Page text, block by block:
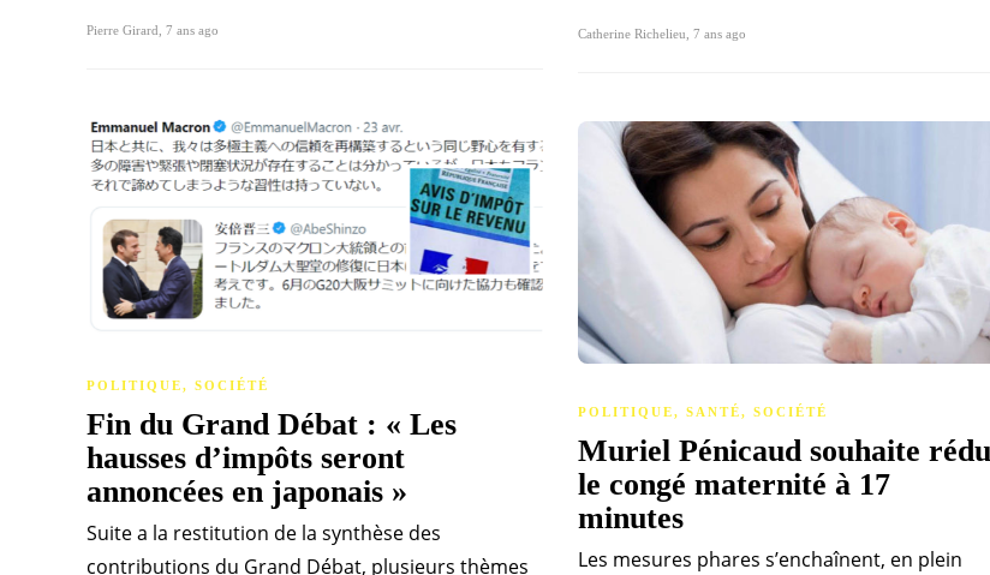
Pierre Girard, 7 ans ago Catherine Richelieu, 7 ans ago
POLITIQUE, SOCIÉTÉ
Fin du Grand Débat : « Les
hausses d’impôts seront
annoncées en japonais »
Suite a la restitution de la synthèse des
contributions du Grand Débat, plusieurs thèmes
POLITIQUE, SANTÉ, SOCIÉTÉ
Muriel Pénicaud souhaite
le congé maternité à 17
minutes
Les mesures phares s’enchaînent, en plein